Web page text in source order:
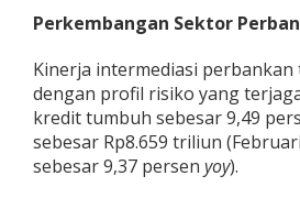
Perkembangan Sektor
Kinerja intermediasi
dengan profil risiko yang
kredit tumbuh sebesar 9,49
sebesar Rp8.659 triliun
sebesar 9,37 persen yoy).